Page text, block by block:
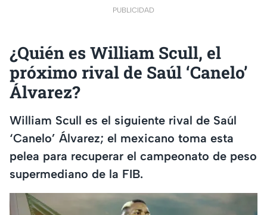
PUBLICIDAD
¿Quién es William Scull, el
próximo rival de Saúl ‘Canelo’
Álvarez?
William Scull es el siguiente rival de Saúl
‘Canelo’ Álvarez; el mexicano toma esta
pelea para recuperar el campeonato de peso
supermediano de la FIB.